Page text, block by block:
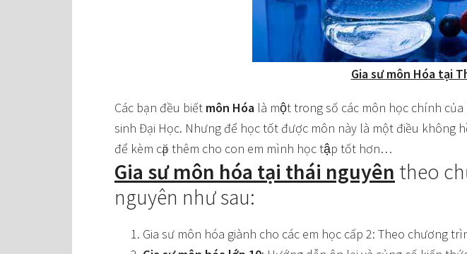
Gia sư môn Hóa tại
Các bạn đều biết môn Hóa là một trong số các môn học chính của
sinh Đại Học. Nhưng để học tốt được môn này là một điều không
để kèm cặp thêm cho con em mình học tập tốt hơn…
Gia sư môn hóa tại thái nguyên theo
nguyên như sau:
Gia sư môn hóa giành cho các em học cấp 2: Theo chương